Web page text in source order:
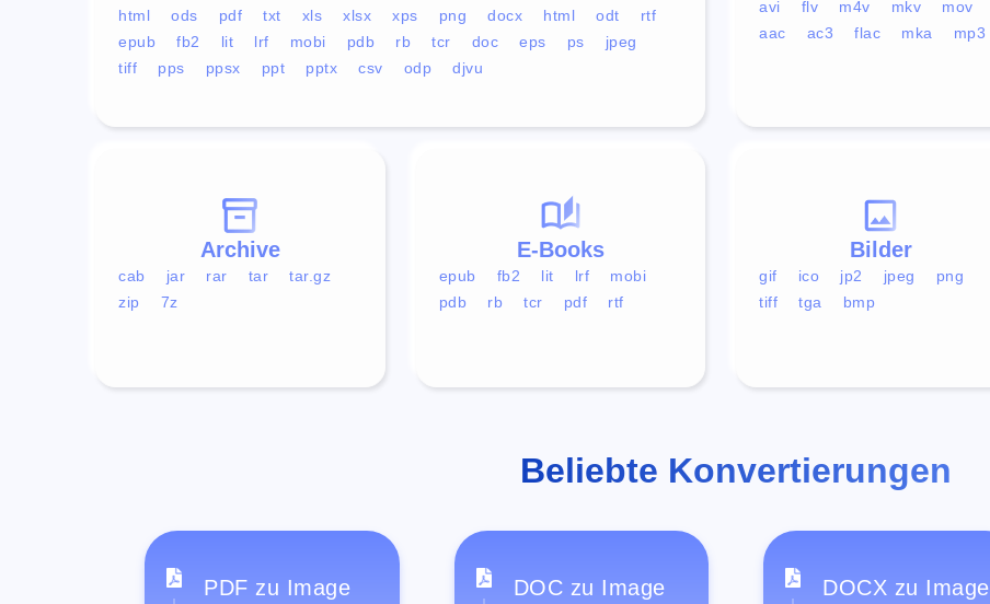
html ods pdf txt xls xlsx xps png docx html odt
rtf
epub
fb2 lit lrf mobi pdb rb tcr doc eps ps
jpeg
tiff
pps ppsx ppt pptx csv odp djvu
avi flv m4v mkv mov
aac
ac3 flac mka mp3
Bilder
gif ico jp2 jpeg
png
tiff
tga bmp
E-Books
epub fb2 lit lrf
mobi
pdb
rb tcr pdf rtf
Archive
cab jar rar tar
tar.gz
zip
7z
Beliebte Konvertierungen
PDF zu Image DOC zu Image DOCX zu Image